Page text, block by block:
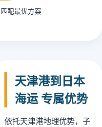
配最优方案
天津港到日本
海运 专属优势
依托天津港地理优势，子